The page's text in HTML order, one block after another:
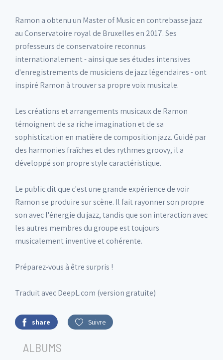
Ramon a obtenu un Master of Music en contrebasse jazz
au Conservatoire royal de Bruxelles en 2017. Ses
professeurs de conservatoire reconnus
internationalement - ainsi que ses études intensives
d'enregistrements de musiciens de jazz légendaires - ont
inspiré Ramon à trouver sa propre voix musicale.
Les créations et arrangements musicaux de Ramon
témoignent de sa riche imagination et de sa
sophistication en matière de composition jazz. Guidé par
des harmonies fraîches et des rythmes groovy, il a
développé son propre style caractéristique.
Le public dit que c'est une grande expérience de voir
Ramon se produire sur scène. Il fait rayonner son propre
son avec l'énergie du jazz, tandis que son interaction avec
les autres membres du groupe est toujours
musicalement inventive et cohérente.
Préparez-vous à être surpris !
Traduit avec DeepL.com (version gratuite)
share Suivre
ALBUMS